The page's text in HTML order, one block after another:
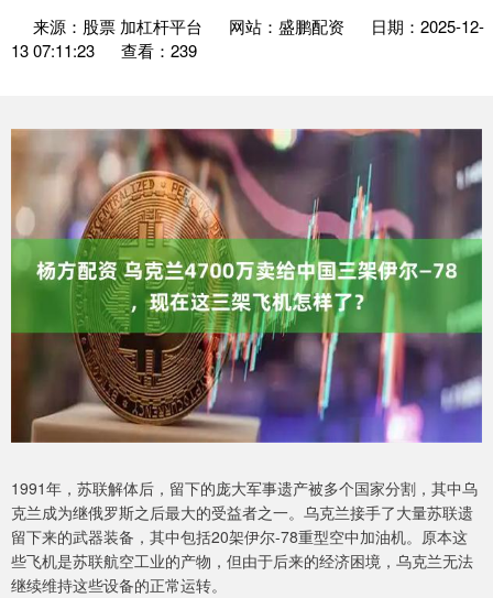
来源：股票 加杠杆平台 网站：盛鹏配资
日期：2025-12-
13 07:11:23
查看：239
1991年，苏联解体后，留下的庞大军事遗产被多个国家分割，其中乌
克兰成为继俄罗斯之后最大的受益者之一。乌克兰接手了大量苏联遗
留下来的武器装备，其中包括20架伊尔-78重型空中加油机。原本这
些飞机是苏联航空工业的产物，但由于后来的经济困境，乌克兰无法
继续维持这些设备的正常运转。